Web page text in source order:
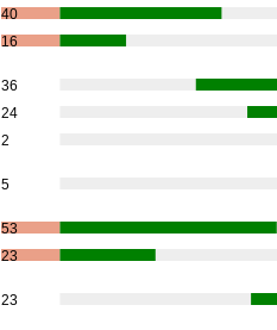
40
16
36
24
2
5
53
23
23